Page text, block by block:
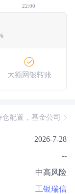
22:00
大额网银转账
配置，基金公司
2026-7-28
--
中高风险
工银瑞信